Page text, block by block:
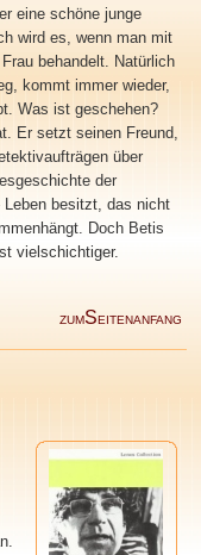
eine schöne junge
wird es, wenn man mit
behandelt. Natürlich
kommt immer wieder,
Was ist geschehen?
Er setzt seinen Freund,
über
der
Leben besitzt, das nicht
Doch Betis
vielschichtiger.
ZUMSEITENANFANG